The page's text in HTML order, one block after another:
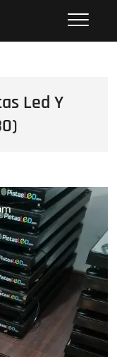
GRUPO EMPRESARIAL
Led Y